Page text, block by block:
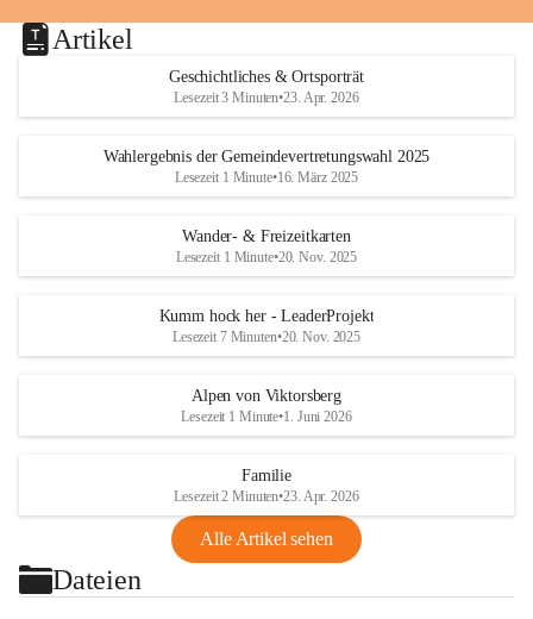
Artikel
Geschichtliches & Ortsporträt
Lesezeit 3 Minuten•23. Apr. 2026
Wahlergebnis der Gemeindevertretungswahl 2025
Lesezeit 1 Minute•16. März 2025
Wander- & Freizeitkarten
Lesezeit 1 Minute•20. Nov. 2025
Kumm hock her - LeaderProjekt
Lesezeit 7 Minuten•20. Nov. 2025
Alpen von Viktorsberg
Lesezeit 1 Minute•1. Juni 2026
Familie
Lesezeit 2 Minuten•23. Apr. 2026
Alle Artikel sehen
Dateien